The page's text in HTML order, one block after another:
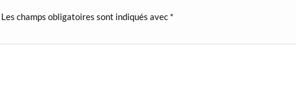
Les champs obligatoires sont indiqués avec *